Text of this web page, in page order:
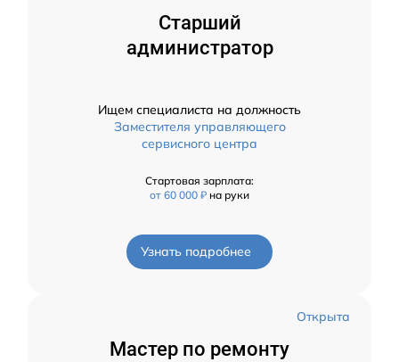
Старший
администратор
Ищем специалиста на должность
Заместителя управляющего
сервисного центра
Стартовая зарплата:
от 60 000 ₽ на руки
Узнать подробнее
Открыта
Мастер по ремонту